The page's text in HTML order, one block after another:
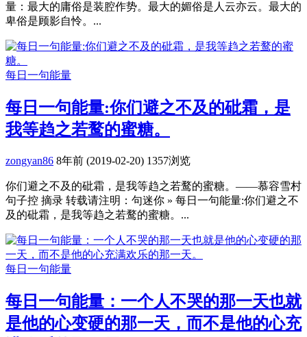
量：最大的庸俗是装腔作势。最大的媚俗是人云亦云。最大的
卑俗是顾影自怜。...
每日一句能量
每日一句能量:你们避之不及的砒霜，是
我等趋之若鹜的蜜糖。
zongyan86 8年前 (2019-02-20) 1357浏览
你们避之不及的砒霜，是我等趋之若鹜的蜜糖。——慕容雪村
句子控 摘录 转载请注明：句迷你 » 每日一句能量:你们避之不
及的砒霜，是我等趋之若鹜的蜜糖。...
每日一句能量
每日一句能量：一个人不哭的那一天也就
是他的心变硬的那一天，而不是他的心充